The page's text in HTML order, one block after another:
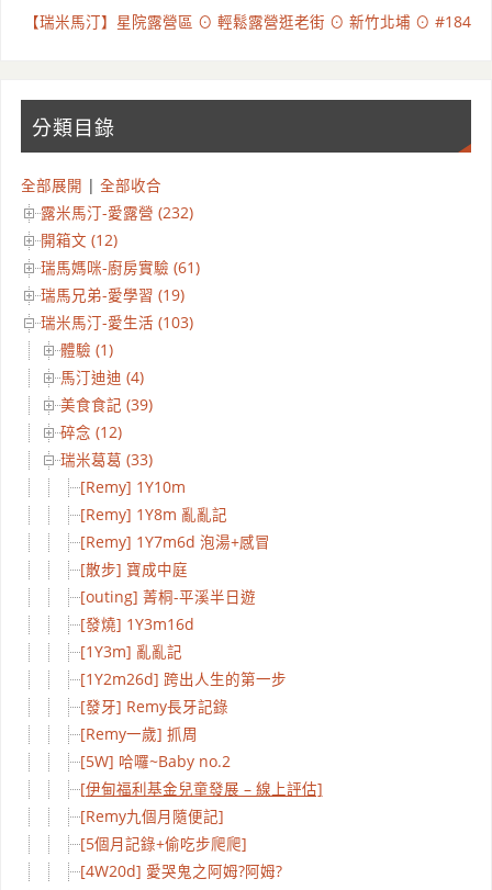
【瑞米馬汀】星院露營區 ⊙ 輕鬆露營逛老街 ⊙ 新竹北埔 ⊙ #184
分類目錄
全部展開 | 全部收合
露米馬汀-愛露營 (232)
開箱文 (12)
瑞馬媽咪-廚房實驗 (61)
瑞馬兄弟-愛學習 (19)
瑞米馬汀-愛生活 (103)
體驗 (1)
馬汀迪迪 (4)
美食食記 (39)
碎念 (12)
瑞米葛葛 (33)
[Remy] 1Y10m
[Remy] 1Y8m 亂亂記
[Remy] 1Y7m6d 泡湯+感冒
[散步] 寶成中庭
[outing] 菁桐-平溪半日遊
[發燒] 1Y3m16d
[1Y3m] 亂亂記
[1Y2m26d] 跨出人生的第一步
[發牙] Remy長牙記錄
[Remy一歲] 抓周
[5W] 哈囉~Baby no.2
[伊甸福利基金兒童發展 – 線上評估]
[Remy九個月隨便記]
[5個月記錄+偷吃步爬爬]
[4W20d] 愛哭鬼之阿姆?阿姆?